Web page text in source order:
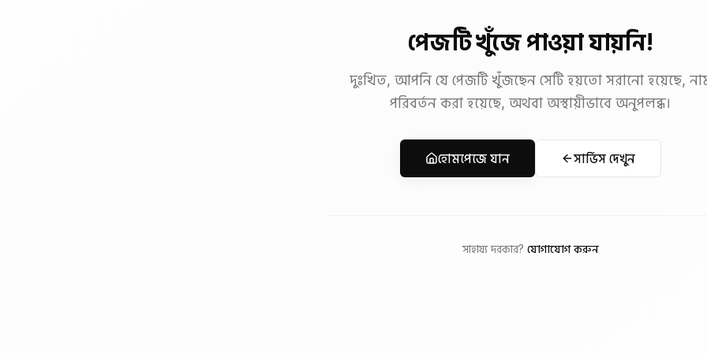
পেজটি খুঁজে পাওয়া যায়নি!
দুঃখিত, আপনি যে পেজটি খুঁজছেন সেটি হয়তো সরানো হয়েছে,
পরিবর্তন করা হয়েছে, অথবা অস্থায়ীভাবে অনুপলব্ধ।
হোমপেজে যান সার্ভিস দেখুন
সাহায্য দরকার? যোগাযোগ করুন